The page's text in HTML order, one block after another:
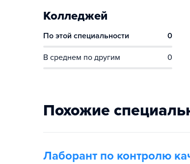
Колледжей
По этой специальности 0
В среднем по другим 0
Похожие
Лаборант по контролю